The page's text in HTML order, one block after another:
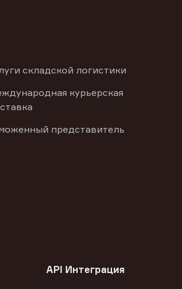
складской логистики
курьерская
представитель
API Интеграция